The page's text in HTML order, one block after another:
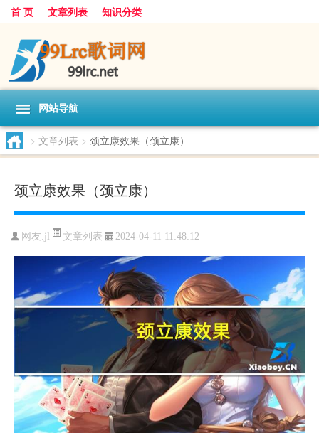
首 页 文章列表 知识分类
网站导航
> 文章列表 > 颈立康效果（颈立康）
颈立康效果（颈立康）
网友:jl 文章列表 2024-04-11 11:48:12